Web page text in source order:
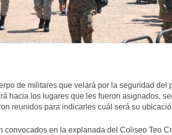
de militares que velará por la seguridad del
hacia los lugares que les fueron asignados,
reunidos para indicarles cuál será su
convocados en la explanada del Coliseo Teo